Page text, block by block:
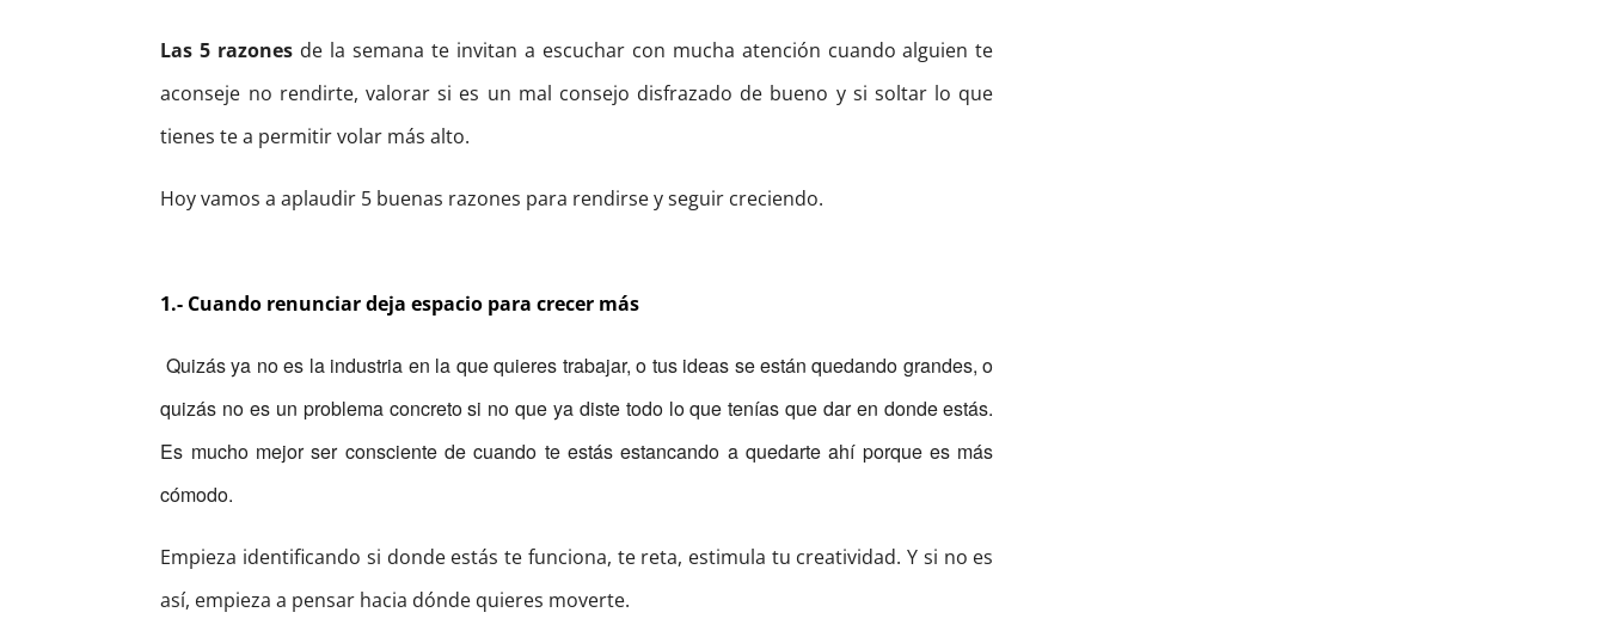
Las 5 razones de la semana te invitan a escuchar con mucha atención cuando alguien te
aconseje no rendirte, valorar si es un mal consejo disfrazado de bueno y si soltar lo que
tienes te a permitir volar más alto.
Hoy vamos a aplaudir 5 buenas razones para rendirse y seguir creciendo.
1.- Cuando renunciar deja espacio para crecer más
Quizás ya no es la industria en la que quieres trabajar, o tus ideas se están quedando grandes, o
quizás no es un problema concreto si no que ya diste todo lo que tenías que dar en donde estás.
Es mucho mejor ser consciente de cuando te estás estancando a quedarte ahí porque es más
cómodo.
Empieza identificando si donde estás te funciona, te reta, estimula tu creatividad. Y si no es
así, empieza a pensar hacia dónde quieres moverte.